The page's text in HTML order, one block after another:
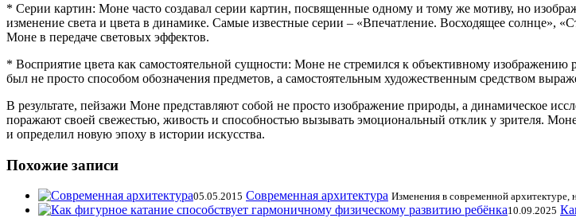
* Серии картин: Моне часто создавал серии картин, посвященные одному и тому же мотиву, но
изменение света и цвета в динамике. Самые известные серии – «Впечатление. Восходящее солнце»,
Моне в передаче световых эффектов.
* Восприятие цвета как самостоятельной сущности: Моне не стремился к объективному изображению
был не просто способом обозначения предметов, а самостоятельным художественным средством
В результате, пейзажи Моне представляют собой не просто изображение природы, а динамическое
поражают своей свежестью, живость и способностью вызывать эмоциональный отклик у зрителя.
и определил новую эпоху в истории искусства.
Похожие записи
05.05.2015 Современная архитектура Изменения в современной архитектуре,
10.09.2025